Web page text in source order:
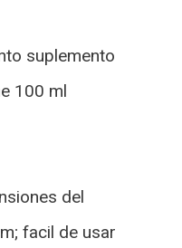
suplemento
100 ml
del
facil de usar